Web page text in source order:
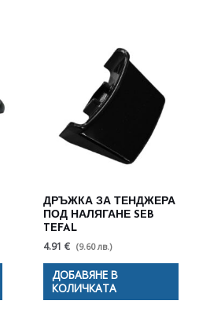
ДРЪЖКА ЗА ТЕНДЖЕРА
ПОД НАЛЯГАНЕ SEB
TEFAL
4.91 € (9.60 лв.)
ДОБАВЯНЕ В
КОЛИЧКАТА